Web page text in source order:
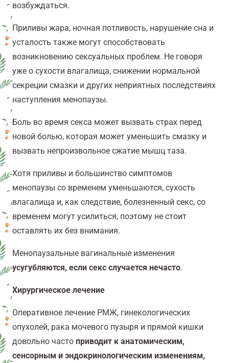
возбуждаться.
Приливы жара, ночная потливость, нарушение сна и
усталость также могут способствовать
возникновению сексуальных проблем. Не говоря
уже о сухости влагалища, снижении нормальной
секреции смазки и других неприятных последствиях
наступления менопаузы.
Боль во время секса может вызвать страх перед
новой болью, которая может уменьшить смазку и
вызвать непроизвольное сжатие мышц таза.
Хотя приливы и большинство симптомов
менопаузы со временем уменьшаются, сухость
влагалища и, как следствие, болезненный секс, со
временем могут усилиться, поэтому не стоит
оставлять их без внимания.
Менопаузальные вагинальные изменения
усугубляются, если секс случается нечасто.
Хирургическое лечение
Оперативное лечение РМЖ, гинекологических
опухолей, рака мочевого пузыря и прямой кишки
довольно часто приводит к анатомическим,
сенсорным и эндокринологическим изменениям,